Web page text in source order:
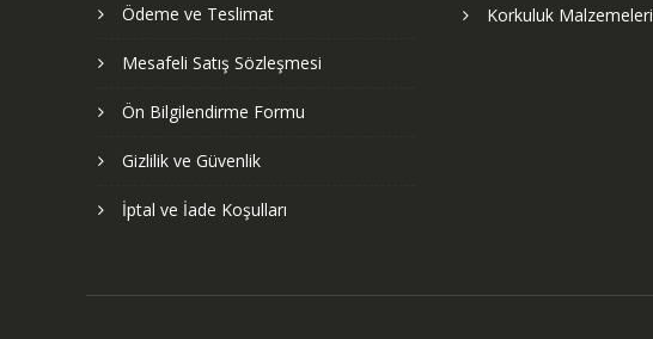
Ödeme ve Teslimat
Mesafeli Satış Sözleşmesi
Ön Bilgilendirme Formu
Gizlilik ve Güvenlik
İptal ve İade Koşulları
Korkuluk Malzemeleri